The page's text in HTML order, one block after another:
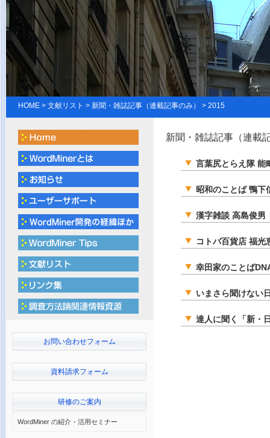
HOME > 文献リスト > 新聞・雑誌記事（連載記事のみ） > 2015
お問い合わせフォーム
資料請求フォーム
研修のご案内
WordMiner の紹介・活用セミナー
新聞・雑誌記事（連載
言葉尻とらえ隊 能
昭和のことば 鴨下
漢字雑談 高島俊男
コトバ百貨店 福光
幸田家のことば
いまさら聞けない
達人に聞く「新・